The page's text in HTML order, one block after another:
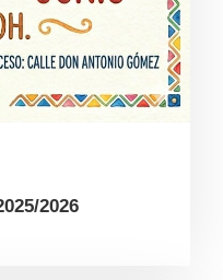
2026